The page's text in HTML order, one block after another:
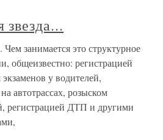
занимается это структурное
общеизвестно: регистрацией
у водителей,
автотрассах, розыском
регистрацией ДТП и другими